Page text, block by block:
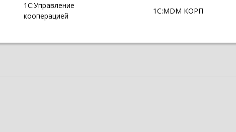
1С:Управление
кооперацией
1С:MDM КОРП